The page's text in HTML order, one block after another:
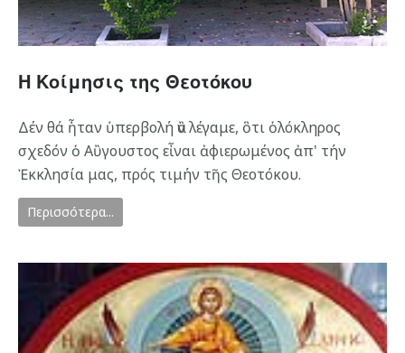
Η Κοίμησις της Θεοτόκου
Δέν θά ἦταν ὑπερβολή ἂν λέγαμε, ὃτι ὁλόκληρος
σχεδόν ὁ Αὒγουστος εἶναι ἀφιερωμένος ἀπ' τήν
Ἐκκλησία μας, πρός τιμήν τῆς Θεοτόκου.
Περισσότερα...